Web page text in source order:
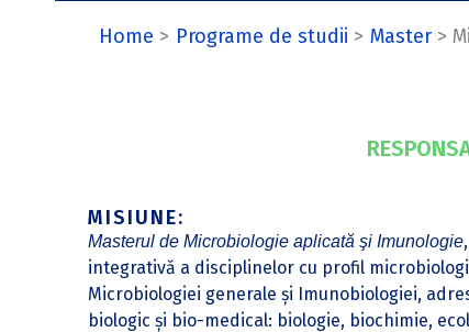
Home Programe de studii Master
MISIUNE:
Masterul de Microbiologie aplicată şi Imunologie
integrativă a disciplinelor cu profil
Microbiologiei generale şi Imunobiologiei,
biologic şi bio-medical: biologie, biochimie,